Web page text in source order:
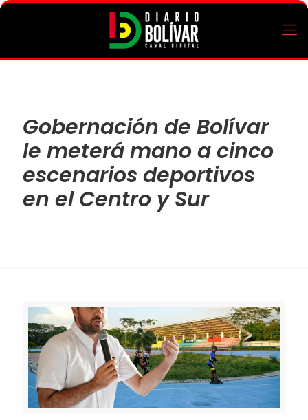
Gobernación de Bolívar
le meterá mano a cinco
escenarios deportivos
en el Centro y Sur